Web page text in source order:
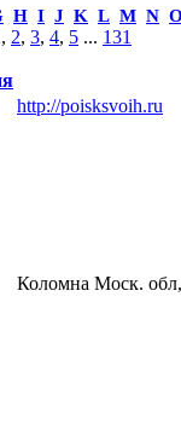
H I J K L M N O
, 2, 3, 4, 5 ... 131
http://poisksvoih.ru
Коломна Моск.